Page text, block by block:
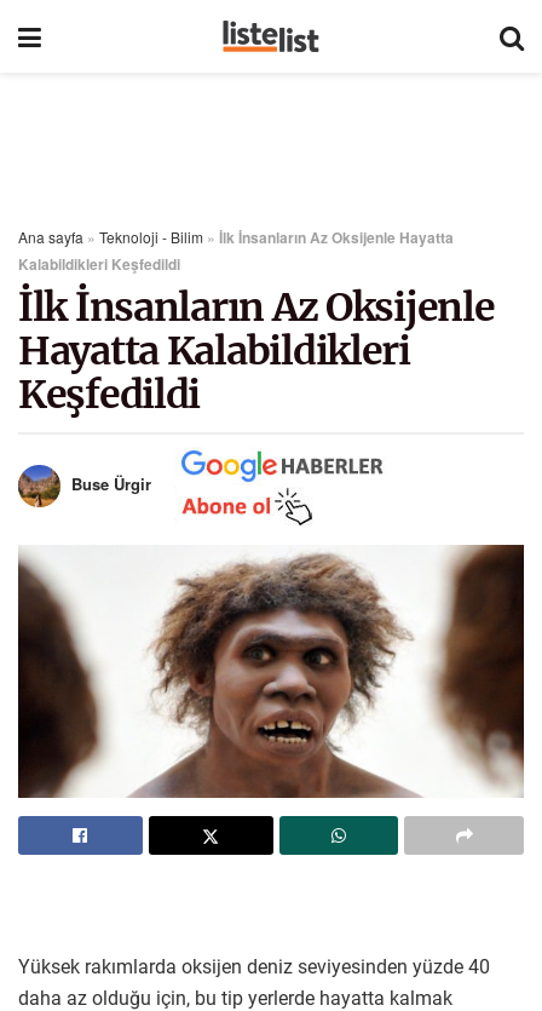
Ana sayfa » Teknoloji - Bilim » İlk İnsanların Az Oksijenle Hayatta
Kalabildikleri Keşfedildi
İlk İnsanların Az Oksijenle
Hayatta Kalabildikleri
Keşfedildi
Buse Ürgir
Yüksek rakımlarda oksijen deniz seviyesinden yüzde 40
daha az olduğu için, bu tip yerlerde hayatta kalmak